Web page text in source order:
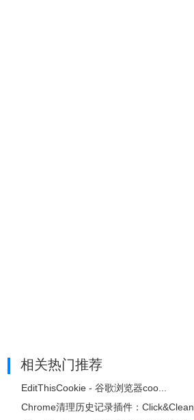
相关热门推荐
EditThisCookie - 谷歌浏览器coo...
Chrome清理历史记录插件：Click&Clean